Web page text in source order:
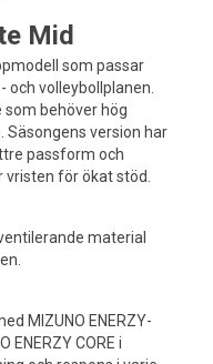
Mid
som passar
och volleybollplanen.
som behöver hög
version har
passform och
för ökat stöd.
material
MIZUNO ENERZY-
ENERZY CORE i